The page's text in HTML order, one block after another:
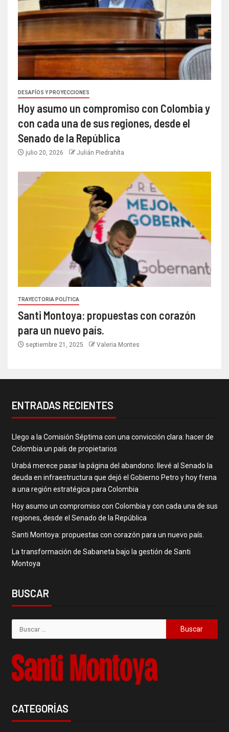
DESAFÍOS Y PROYECCIONES
Hoy asumo un compromiso con Colombia y
con cada una de sus regiones, desde el
Senado de la República
julio 20, 2026 Julián Piedrahíta
TRAYECTORIA POLÍTICA
Santi Montoya: propuestas con corazón
para un nuevo país.
septiembre 21, 2025 Valeria Montes
ENTRADAS RECIENTES
Llego a la Comisión Séptima con una convicción clara: hacer de
Colombia un país de propietarios
Urabá merece pasar la página del abandono: llevé al Senado la
deuda en infraestructura que dejó el Gobierno Petro y hoy frena
a una región estratégica para Colombia
Hoy asumo un compromiso con Colombia y con cada una de sus
regiones, desde el Senado de la República
Santi Montoya: propuestas con corazón para un nuevo país.
La transformación de Sabaneta bajo la gestión de Santi
Montoya
BUSCAR
CATEGORÍAS